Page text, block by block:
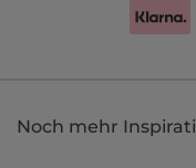
Noch mehr